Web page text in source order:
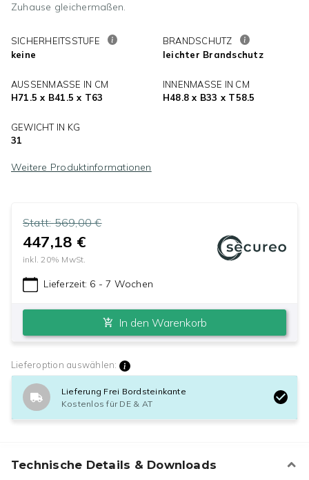
Zuhause gleichermaßen.
SICHERHEITSSTUFE
keine
BRANDSCHUTZ
leichter Brandschutz
AUSSENMASSE IN CM
H71.5 x B41.5 x T63
INNENMASSE IN CM
H48.8 x B33 x T58.5
GEWICHT IN KG
31
Weitere Produktinformationen
Statt:569,00 €
447,18 €
inkl.20% MwSt.
Lieferzeit: 6 - 7 Wochen
In den Warenkorb
Lieferoption auswählen:
Lieferung Frei Bordsteinkante
Kostenlos für DE & AT
Technische Details & Downloads